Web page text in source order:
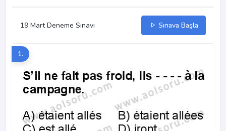
19 Mart Deneme Sınavı Sınava Başla
1.